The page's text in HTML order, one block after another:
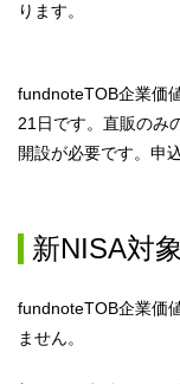
ります。
fundnoteTOB企業価
21日です。直販のみ
開設が必要です。申
新NISA対
fundnoteTOB企業価
ません。